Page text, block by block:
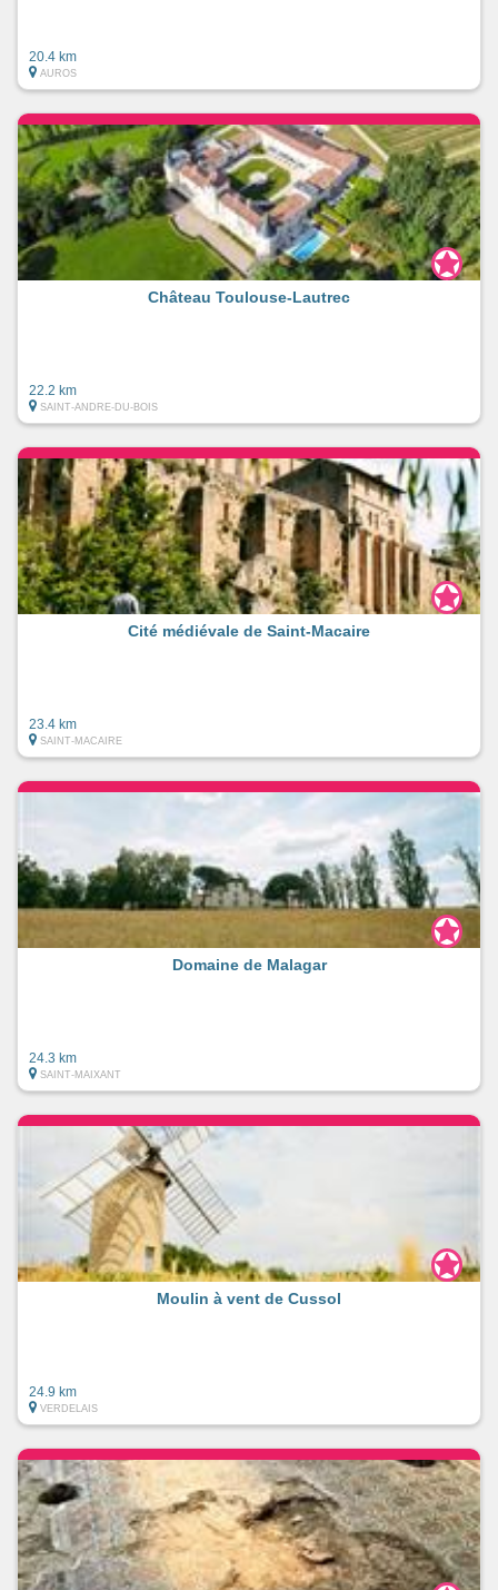
20.4 km
AUROS
Château Toulouse-Lautrec
22.2 km
SAINT-ANDRE-DU-BOIS
Cité médiévale de Saint-Macaire
23.4 km
SAINT-MACAIRE
Domaine de Malagar
24.3 km
SAINT-MAIXANT
Moulin à vent de Cussol
24.9 km
VERDELAIS